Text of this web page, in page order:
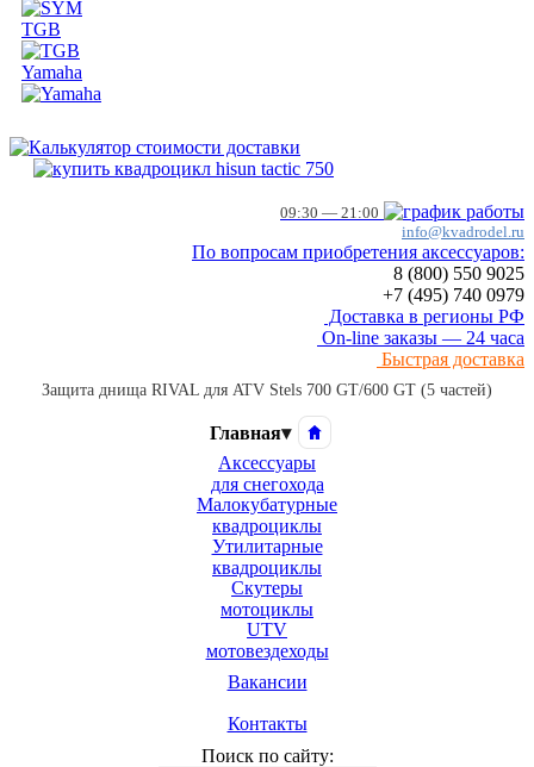
TGB
Yamaha
09:30 — 21:00
info@kvadrodel.ru
По вопросам приобретения аксессуаров:
8 (800) 550 9025
+7 (495) 740 0979
Доставка в регионы РФ
On-line заказы — 24 часа
Быстрая доставка
Защита днища RIVAL для ATV Stels 700 GT/600 GT (5 частей)
Главная▾
Аксессуары
для снегохода
Малокубатурные
квадроциклы
Утилитарные
квадроциклы
Скутеры
мотоциклы
UTV
мотовездеходы
Вакансии
Контакты
Поиск по сайту: